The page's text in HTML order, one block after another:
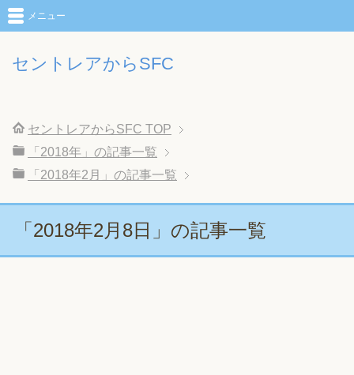
セントレアからSFC
メニュー
セントレアからSFC TOP
「2018年」の記事一覧
「2018年2月」の記事一覧
「2018年2月8日」の記事一覧